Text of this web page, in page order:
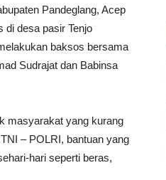
Pandeglang, Acep
di desa pasir Tenjo
baksos bersama
Sudrajat dan Babinsa
masyarakat yang kurang
– POLRI, bantuan yang
hari seperti beras,